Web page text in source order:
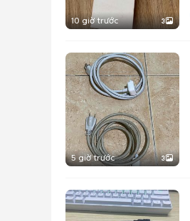
10 giờ trước 3
5 giờ trước 3